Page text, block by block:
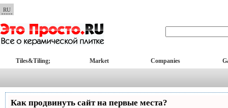
RU
Tiles&Tiling; Market Companies
Как продвинуть сайт на первые места?